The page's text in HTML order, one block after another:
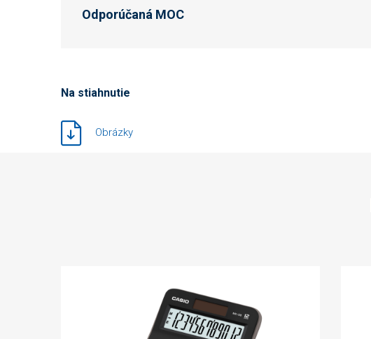
Odporúčaná MOC
Na stiahnutie
Obrázky